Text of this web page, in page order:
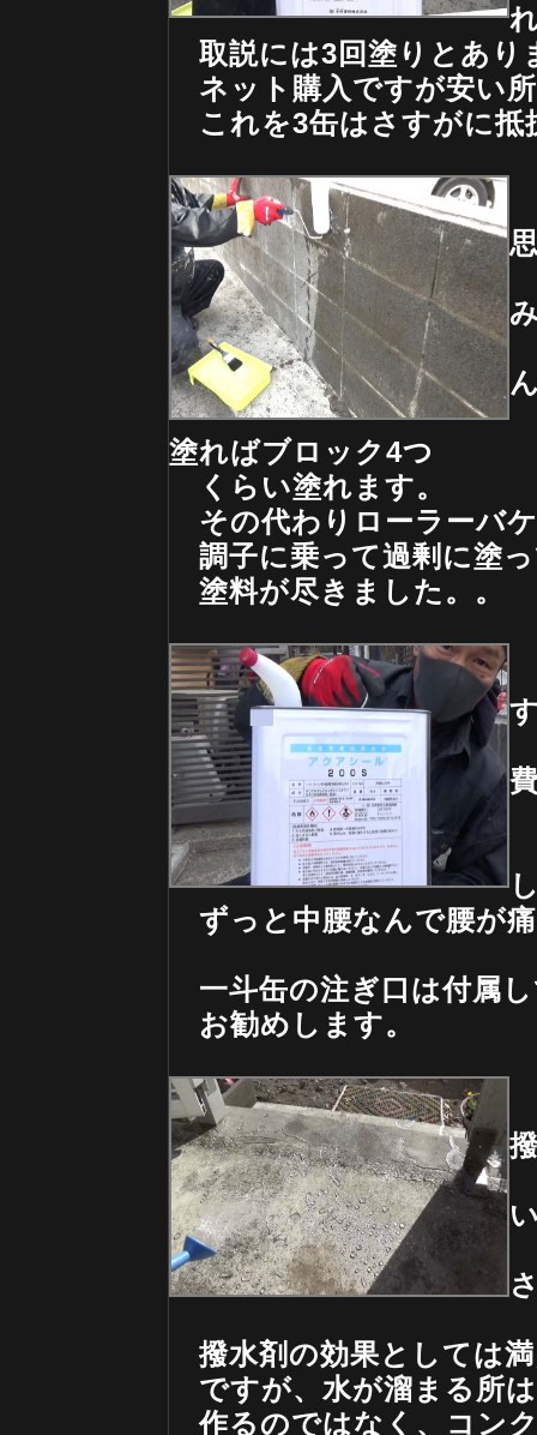
取説には3回塗りとあり
ネット購入ですが安い
これを3缶はさすがに抵
塗ればブロック4つ
くらい塗れます。
その代わりローラーバ
調子に乗って過剰に塗
塗料が尽きました。。
ずっと中腰なんで腰が
一斗缶の注ぎ口は付属
お勧めします。
撥水剤の効果としては
ですが、水が溜まる所
作るのではなく、コン